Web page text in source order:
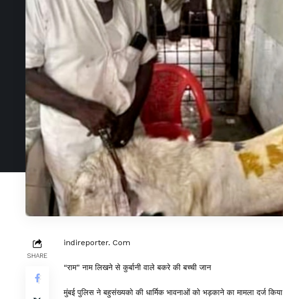
SHARE
indireporter. Com
“राम” नाम लिखने से कुर्बानी वाले बकरे की बच्ची जान
मुंबई पुलिस ने बहुसंख्यको की धार्मिक भावनाओं को भड़काने का मामला दर्ज किया